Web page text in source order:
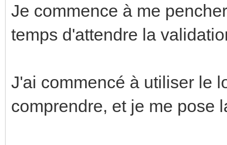
Je commence à me
temps d'attendre la
J'ai commencé à utiliser le
comprendre, et je me pose